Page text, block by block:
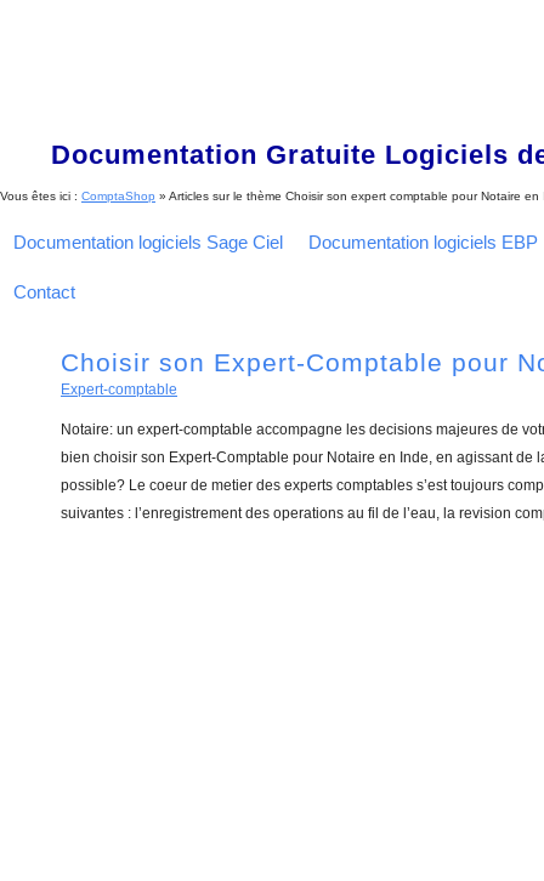
Documentation Gratuite Logiciels
Vous êtes ici : ComptaShop » Articles sur le thème Choisir son expert comptable pour Notaire en
Documentation logiciels Sage Ciel Documentation logiciels EBP
Contact
Choisir son Expert-Comptable pour
Expert-comptable
Notaire: un expert-comptable accompagne les decisions majeures de
bien choisir son Expert-Comptable pour Notaire en Inde, en agissant de
possible? Le coeur de metier des experts comptables s’est toujours
suivantes : l’enregistrement des operations au fil de l’eau, la revision